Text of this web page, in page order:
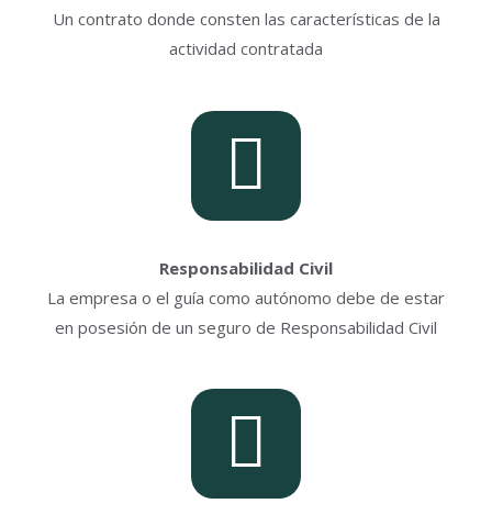
Un contrato donde consten las características de la
actividad contratada
Responsabilidad Civil
La empresa o el guía como autónomo debe de estar
en posesión de un seguro de Responsabilidad Civil